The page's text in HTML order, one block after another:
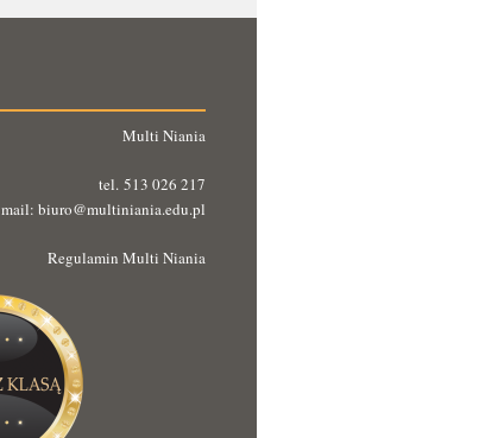
Multi Niania
tel. 513 026 217
mail: biuro@multiniania.edu.pl
Regulamin Multi Niania